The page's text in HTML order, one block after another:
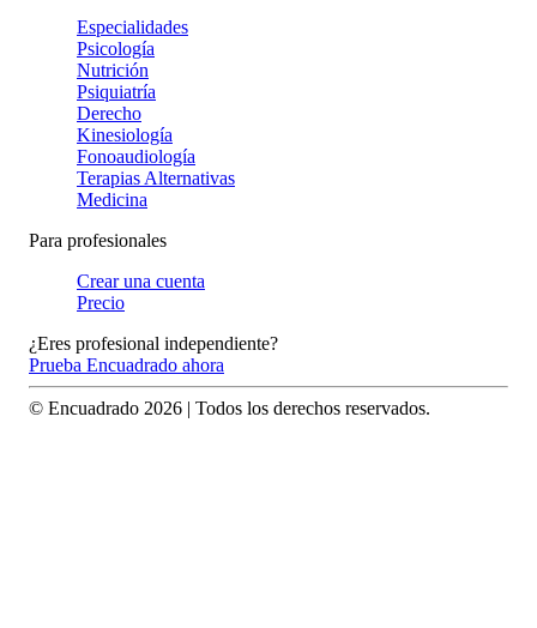
Especialidades
Psicología
Nutrición
Psiquiatría
Derecho
Kinesiología
Fonoaudiología
Terapias Alternativas
Medicina
Para profesionales
Crear una cuenta
Precio
¿Eres profesional independiente?
Prueba Encuadrado ahora
© Encuadrado 2026 | Todos los derechos reservados.